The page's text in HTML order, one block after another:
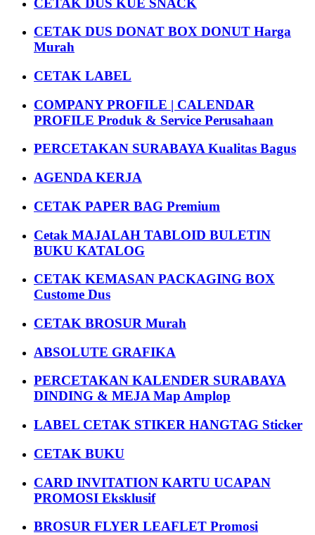
CETAK DUS DONAT BOX DONUT Harga
Murah
CETAK LABEL
COMPANY PROFILE | CALENDAR
PROFILE Produk & Service Perusahaan
PERCETAKAN SURABAYA Kualitas Bagus
AGENDA KERJA
CETAK PAPER BAG Premium
Cetak MAJALAH TABLOID BULETIN
BUKU KATALOG
CETAK KEMASAN PACKAGING BOX
Custome Dus
CETAK BROSUR Murah
ABSOLUTE GRAFIKA
PERCETAKAN KALENDER SURABAYA
DINDING & MEJA Map Amplop
LABEL CETAK STIKER HANGTAG Sticker
CETAK BUKU
CARD INVITATION KARTU UCAPAN
PROMOSI Eksklusif
BROSUR FLYER LEAFLET Promosi